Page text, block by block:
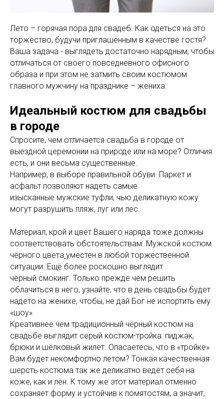
Лето – горячая пора для свадеб. Как одеться на это
торжество, будучи приглашённым в качестве гостя?
Ваша задача - выглядеть достаточно нарядным, чтобы
отличаться от своего повседневного офисного
образа и при этом не затмить своим костюмом
главного мужчину на празднике – жениха.
Идеальный костюм для свадьбы
в городе
Спросите, чем отличается свадьба в городе от
выездной церемонии на природе или на море? Отличия
есть, и они весьма существенные.
Например, в выборе правильной обуви. Паркет и
асфальт позволяют надеть самые
изысканные мужские туфли, чью деликатную кожу
могут разрушить пляж, луг или лес.
Материал, крой и цвет Вашего наряда тоже должны
соответствовать обстоятельствам. Мужской костюм
чёрного цвета уместен в любой торжественной
ситуации. Ещё более роскошно выглядит
чёрный смокинг. Только прежде чем решить
облачиться в него, узнайте, что в день свадьбы будет
надето на женихе, чтобы, не дай Бог не испортить ему
«шоу».
Креативнее чем традиционный чёрный костюм на
свадьбе выглядит серый костюм-тройка: пиджак,
брюки и шёлковый жилет. Опасаетесь, что в «тройке»
Вам будет некомфортно летом? Тонкая качественная
шерсть костюма так же деликатно ведёт себя на
коже, как и лён. К тому же этот материал отменно
сохраняет форму и устойчив к помятостям, а значит,